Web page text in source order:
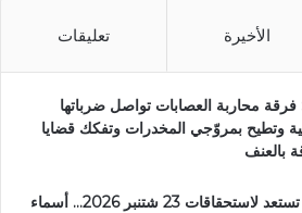
الأخيرة تعليقات
فرقة محاربة العصابات تواصل ضرباتها
وتطيح بمروّجي المخدرات وتفكك قضايا
بالعنف
تازة تستعد لاستحقاقات 23 شتنبر 2026… أسماء